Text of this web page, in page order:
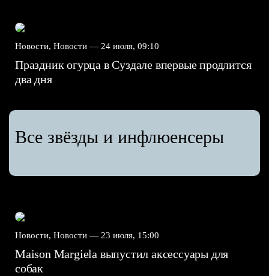
Новости, Новости — 24 июля, 09:10
Праздник огурца в Суздале впервые продлится
два дня
Все звёзды и инфлюенсеры
Новости, Новости — 23 июля, 15:00
Maison Margiela выпустил аксессуары для
собак